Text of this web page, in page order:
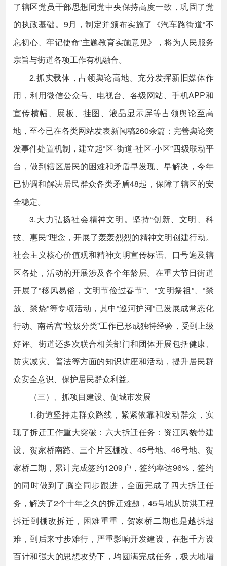
了辖区党员干部思想同党中央保持高度一致，巩固了党
的执政基础。9月，制定并颁布实施了《汽车路街道“不
忘初心、牢记使命”主题教育实施意见》，将为人民服务
宗旨与街道各项工作有机融合。
2.抓实载体，占领舆论高地。充分发挥新旧媒体作
用，利用微信公众号、电视台、各级网站、手机APP和
宣传横幅、展板、挂图、液晶显示屏等占领舆论至高
地，至今已在各类网站发表新闻稿260余篇；完善舆论突
发事件处置机制，建立起“区-街道-社区-小区”四级联动平
台，做到辖区居民的困难和矛盾早发现、早解决，今年
已协调和解决居民群众各类矛盾48起，保障了辖区的安
全稳定。
3.大力弘扬社会精神文明。坚持“创新、文明、科
技、惠民”理念，开展了轰轰烈烈的精神文明创建行动。
社会主义核心价值观和精神文明宣传标语、口号遍及辖
区各处，活动的开展涉及各个年龄层。在重大节日街道
开展了“移风易俗，文明节俭过春节”、“文明祭祖”、“禁
放、禁烧”等专项活动，其中“巡河护河”已发展成常态化
行动、南岳宫“垃圾分类”工作已形成独特经验，受到上级
好评。街道还多次联合相关部门和团体开展包括健康、
防灾减灾、普法等方面的知识讲座和活动，提升居民群
众安全意识、保护居民群众利益。
（三）、抓项目建设、促城市发展
1.街道坚持走群众路线，紧紧依靠和发动群众，实
现了拆迁工作重大突破：六大拆迁任务：资江风貌带建
设、贺家桥南路、三个片区棚改、45号地、46号地、贺
家桥二期，累计完成签约1209户，签约率达96%，签约
的同时做到了腾空同步跟进，全面完成了四大拆迁任
务，解决了2个十年之久的拆迁难题，45号地从防洪工程
拆迁到棚改拆迁，困难重重，贺家桥二期也是越拆越
难，到后来寸步难行，严重影响开发建设，在想千方设
百计和强大的思想攻势下，均圆满完成任务，极大地增